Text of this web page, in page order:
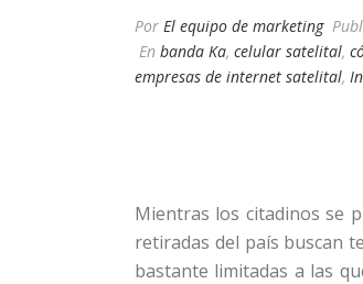
Por El equipo de marketing
En banda Ka, celular satelital,
empresas de internet satelital,
Mientras los citadinos se
retiradas del país buscan
bastante limitadas a las